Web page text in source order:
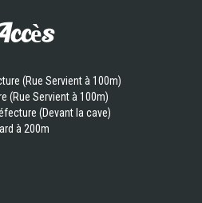
(Rue Servient à 100m)
(Rue Servient à 100m)
(Devant la cave)
à 200m